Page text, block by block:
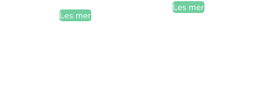
Les mer
Les mer